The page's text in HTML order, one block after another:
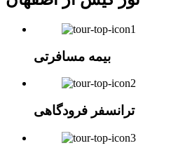
بیمه مسافرتی
ترانسفر فرودگاهی